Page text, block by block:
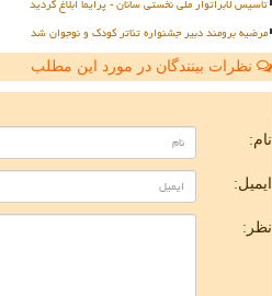
مرضیه برومند دبیر جشنواره تئاتر کودک و نوجوان شد
نظرات بینندگان در مورد این مطلب
نام:
ایمیل:
نظر: